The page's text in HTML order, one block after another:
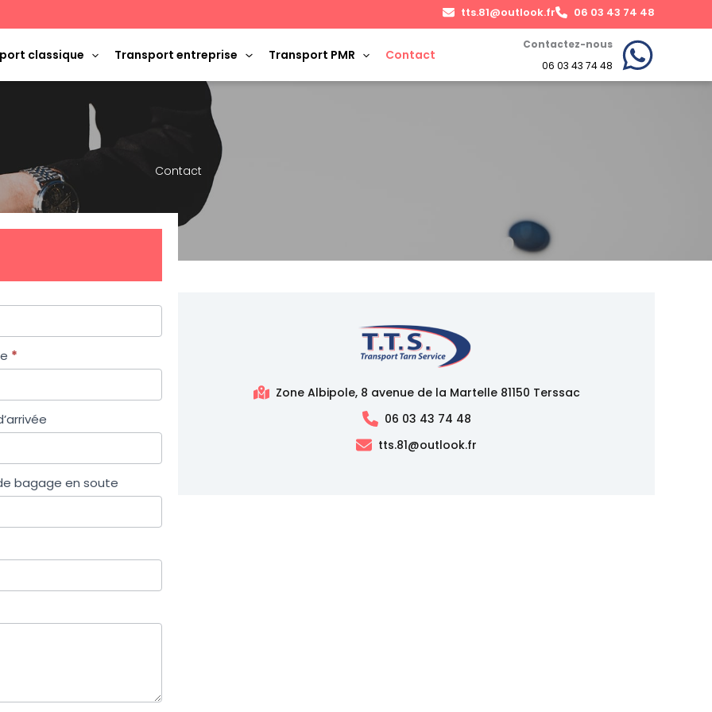
tts.81@outlook.fr 06 03 43 74 48
classique Transport entreprise Transport PMR Contact
Contactez-nous
06 03 43 74 48
Contact
*
bagage en soute
Zone Albipole, 8 avenue de la Martelle 81150 Terssac
06 03 43 74 48
tts.81@outlook.fr